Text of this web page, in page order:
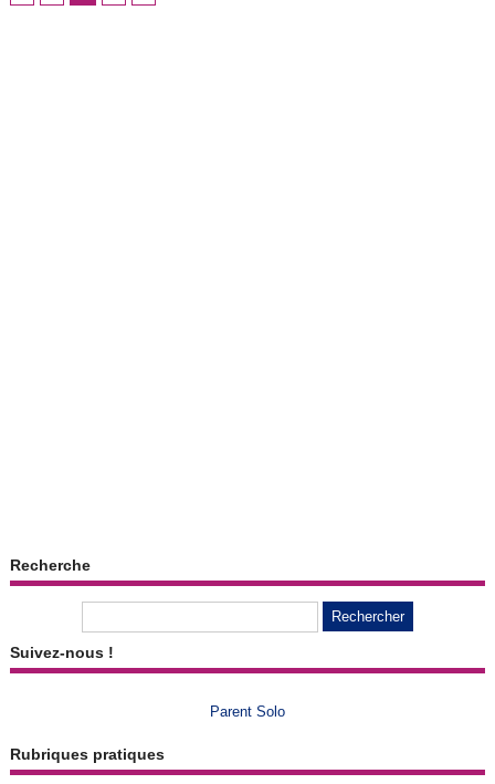
Recherche
Suivez-nous !
Parent Solo
Rubriques pratiques